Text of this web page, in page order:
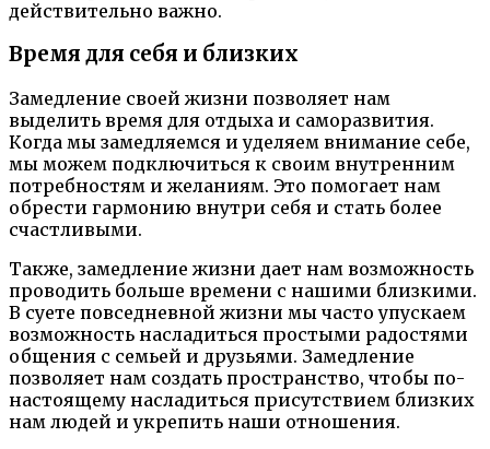
действительно важно.
Время для себя и близких
Замедление своей жизни позволяет нам
выделить время для отдыха и саморазвития.
Когда мы замедляемся и уделяем внимание себе,
мы можем подключиться к своим внутренним
потребностям и желаниям. Это помогает нам
обрести гармонию внутри себя и стать более
счастливыми.
Также, замедление жизни дает нам возможность
проводить больше времени с нашими близкими.
В суете повседневной жизни мы часто упускаем
возможность насладиться простыми радостями
общения с семьей и друзьями. Замедление
позволяет нам создать пространство, чтобы по-
настоящему насладиться присутствием близких
нам людей и укрепить наши отношения.